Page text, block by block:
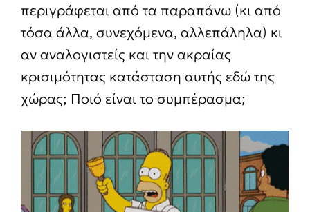
περιγράφεται από τα παραπάνω (κι από
τόσα άλλα, συνεχόμενα, αλλεπάληλα) κι
αν αναλογιστείς και την ακραίας
κρισιμότητας κατάσταση αυτής εδώ της
χώρας; Ποιό είναι το συμπέρασμα;